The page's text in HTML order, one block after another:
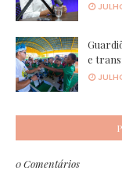
e
0 Comentários